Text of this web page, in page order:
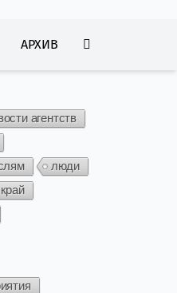
АРХИВ
агентств
люди